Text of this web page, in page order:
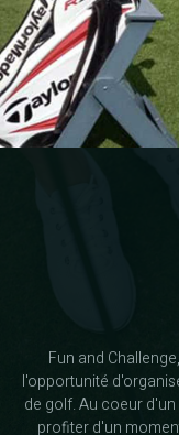
Fun and
l'opportunité
de golf. Au coeur
profiter d'un